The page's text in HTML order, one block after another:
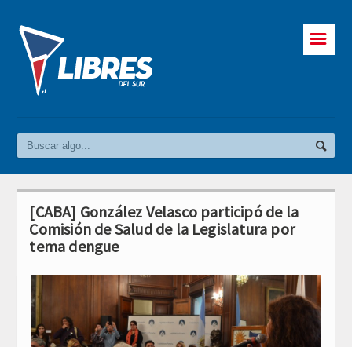
☰
[CABA] González Velasco participó de la
Comisión de Salud de la Legislatura por
tema dengue